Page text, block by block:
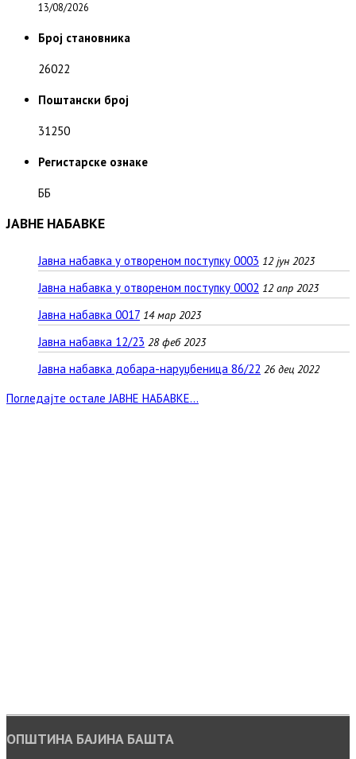
13/08/2026
Број становника
26022
Поштански број
31250
Регистарске ознаке
ББ
ЈАВНЕ НАБАВКЕ
Јавна набавка у отвореном поступку 0003 12 јун 2023
Јавна набавка у отвореном поступку 0002 12 апр 2023
Јавна набавка 0017 14 мар 2023
Јавна набавка 12/23 28 феб 2023
Јавна набавка добара-наруџбеница 86/22 26 дец 2022
Погледајте остале ЈАВНЕ НАБАВКЕ...
ОПШТИНА БАЈИНА БАШТА